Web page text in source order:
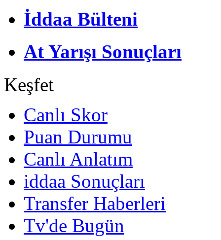
İddaa Bülteni
At Yarışı Sonuçları
Keşfet
Canlı Skor
Puan Durumu
Canlı Anlatım
iddaa Sonuçları
Transfer Haberleri
Tv'de Bugün